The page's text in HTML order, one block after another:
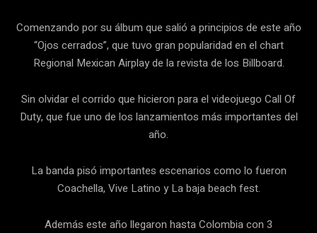
Comenzando por su álbum que salió a principios de este año
“Ojos cerrados”, que tuvo gran popularidad en el chart
Regional Mexican Airplay de la revista de los Billboard.
Sin olvidar el corrido que hicieron para el videojuego Call Of
Duty, que fue uno de los lanzamientos más importantes del
año.
La banda pisó importantes escenarios como lo fueron
Coachella, Vive Latino y La baja beach fest.
Además este año llegaron hasta Colombia con 3